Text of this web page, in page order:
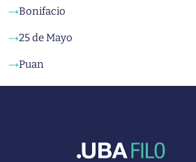
→Bonifacio
→25 de Mayo
→Puan